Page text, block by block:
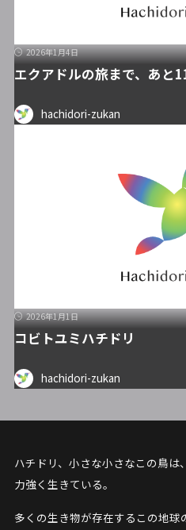
2026年1月4日
エクアドルの旅まで、あと
hachidori-zukan
2026年1月1日
コビトユミハチドリ
hachidori-zukan
ハチドリ、小さな小さなこの鳥
力強く生きている。
多くの生き物が存在するこの地